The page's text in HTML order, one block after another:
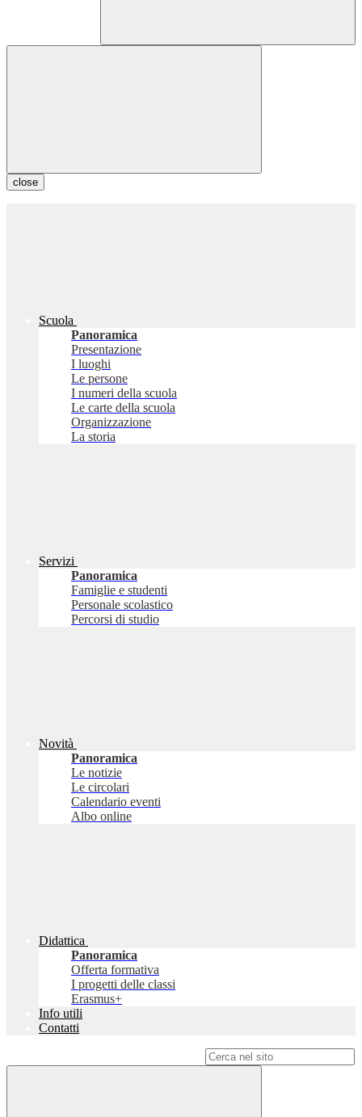
close
Scuola
Panoramica
Presentazione
I luoghi
Le persone
I numeri della scuola
Le carte della scuola
Organizzazione
La storia
Servizi
Panoramica
Famiglie e studenti
Personale scolastico
Percorsi di studio
Novità
Panoramica
Le notizie
Le circolari
Calendario eventi
Albo online
Didattica
Panoramica
Offerta formativa
I progetti delle classi
Erasmus+
Info utili
Contatti